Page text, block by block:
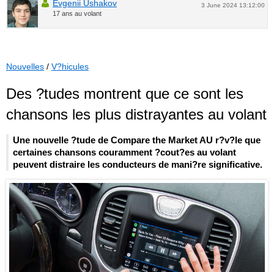
3 June 2024 13:12:00
Evgenii Ushakov
17 ans au volant
Nouvelles / V?hicules
Des ?tudes montrent que ce sont les
chansons les plus distrayantes au volant
Une nouvelle ?tude de Compare the Market AU r?v?le que
certaines chansons couramment ?cout?es au volant
peuvent distraire les conducteurs de mani?re significative.